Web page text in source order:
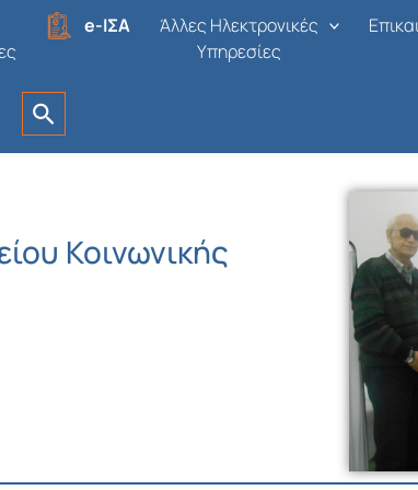
e-ΙΣΑ
Άλλες Ηλεκτρονικές
Υπηρεσίες
Κοινωνικής